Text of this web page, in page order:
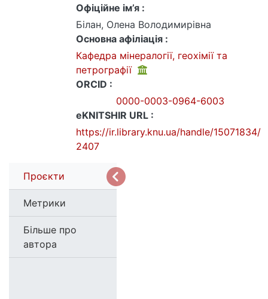
Офіційне ім’я :
Білан, Олена Володимирівна
Основна афіліація :
Кафедра мінералогії, геохімії та
петрографії
ORCID :
0000-0003-0964-6003
eKNITSHIR URL :
https://ir.library.knu.ua/handle/15071834/
2407
Проєкти
Метрики
Більше про
автора